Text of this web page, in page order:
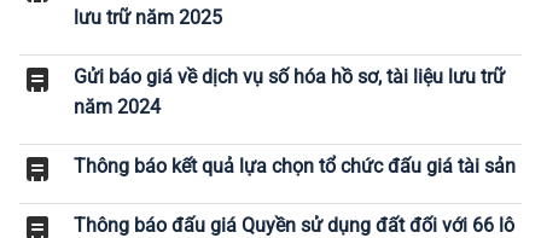
lưu trữ năm 2025
Gửi báo giá về dịch vụ số hóa hồ sơ, tài liệu lưu trữ
năm 2024
Thông báo kết quả lựa chọn tổ chức đấu giá tài sản
Thông báo đấu giá Quyền sử dụng đất đối với 66 lô